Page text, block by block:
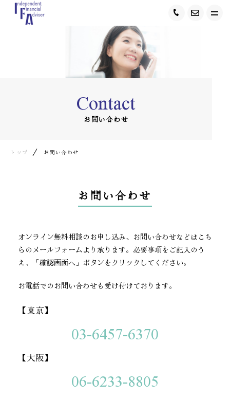
トップ
IFAについて
ＷEBセミナー開催
スタッフ紹介
よくある質問
ニュース
オンライン無料相談申し込み・
Contact
お問い合わせ
トップ お問い合わせ
お問い合わせ
オンライン無料相談のお申し込み、お問い合わせなどはこち
らのメールフォームより承ります。 必要事項をご記入のう
え、「確認画面へ」ボタンをクリックしてください。
お電話でのお問い合わせも受け付けております。
【東京】
03-6457-6370
【大阪】
06-6233-8805